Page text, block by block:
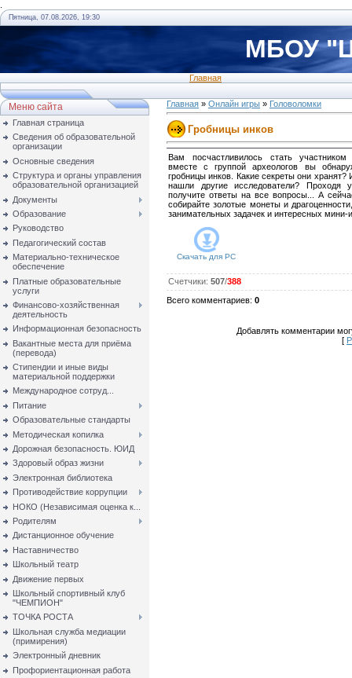
Пятница, 07.08.2026, 19:30
МБОУ
Главная
Меню сайта
Главная страница
Сведения об образовательной
организации
Основные сведения
Структура и органы управления
образовательной организацией
Документы
Образование
Руководство
Педагогический состав
Материально-техническое
обеспечение
Платные образовательные
услуги
Финансово-хозяйственная
деятельность
Информационная безопасность
Вакантные места для приёма
(перевода)
Стипендии и иные виды
материальной поддержки
Международное сотруд...
Питание
Образовательные стандарты
Методическая копилка
Дорожная безопасность. ЮИД
Здоровый образ жизни
Электронная библиотека
Противодействие коррупции
НОКО (Независимая оценка к...
Родителям
Дистанционное обучение
Наставничество
Школьный театр
Движение первых
Школьный спортивный клуб
"ЧЕМПИОН"
ТОЧКА РОСТА
Школьная служба медиации
(примирения)
Электронный дневник
Профориентационная работа
Главная » Онлайн игры » Головоломки
Гробницы инков
Вам посчастливилось стать участником
вместе с группой археологов вы
гробницы инков. Какие секреты они
нашли другие исследователи? Проходя
получите ответы на все вопросы... А
собирайте золотые монеты и
занимательных задачек и интересных мини-
Скачать для PC
Счетчики: 507/388
Всего комментариев: 0
Добавлять комментарии
[